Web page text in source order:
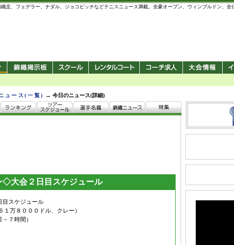
圭、フェデラー、ナダル、ジョコビッチなどテニスニュース満載。全豪オープン、ウィンブルドン、全
ュース(一覧) →今日のニュース(詳細)
◇大会２日目スケジュール
スケジュール
１万８０００ドル、クレー）
７時間）